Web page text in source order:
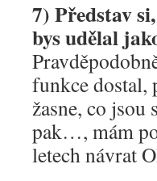
7) Představ
bys udělal
funkce dostal,
žasne, co
pak…, mám
letech návrat